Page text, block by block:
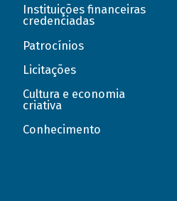
Instituições financeiras
credenciadas
Patrocínios
Licitações
Cultura e economia
criativa
Conhecimento